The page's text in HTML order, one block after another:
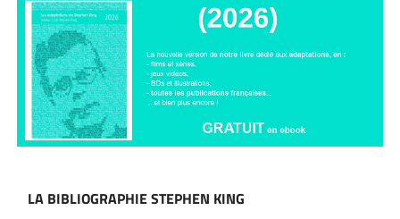
LA BIBLIOGRAPHIE STEPHEN KING